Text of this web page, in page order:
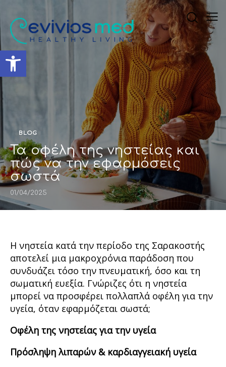
Ανοίξτε τη γραμμή
BLOG
Τα οφέλη της νηστείας και
πώς να την εφαρμόσεις
σωστά
01/04/2025
Η νηστεία κατά την περίοδο της Σαρακοστής
αποτελεί μια μακροχρόνια παράδοση που
συνδυάζει τόσο την πνευματική, όσο και τη
σωματική ευεξία. Γνώριζες ότι η νηστεία
μπορεί να προσφέρει πολλαπλά οφέλη για την
υγεία, όταν εφαρμόζεται σωστά;
Οφέλη της νηστείας για την υγεία
Πρόσληψη λιπαρών & καρδιαγγειακή υγεία